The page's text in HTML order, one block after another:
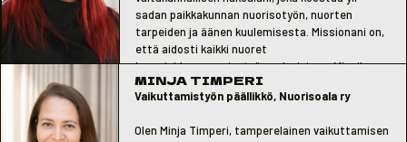
sadan paikkakunnan nuorisotyön, nuorten
tarpeiden ja äänen kuulemisesta. Missionani on,
että aidosti kaikki nuoret
huomioidaan nuorisotyön palveluissa. Minulla on
asiantuntemusta mm. vapaaehtoistyöstä,
erityisnuorisotyöstä ja moniammatillisesta
haluan vaikuttaa.
MINJA TIMPERI
Vaikuttamistyön päällikkö, Nuorisoala ry
Olen Minja Timperi, tamperelainen vaikuttamisen